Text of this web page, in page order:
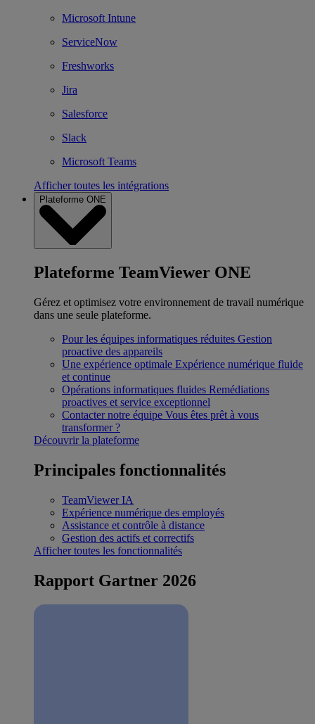
Microsoft Intune
ServiceNow
Freshworks
Jira
Salesforce
Slack
Microsoft Teams
Afficher toutes les intégrations
Plateforme ONE
Plateforme TeamViewer ONE
Gérez et optimisez votre environnement de travail numérique
dans une seule plateforme.
Pour les équipes informatiques réduites Gestion
proactive des appareils
Une expérience optimale Expérience numérique fluide
et continue
Opérations informatiques fluides Remédiations
proactives et service exceptionnel
Contacter notre équipe Vous êtes prêt à vous
transformer ?
Découvrir la plateforme
Principales fonctionnalités
TeamViewer IA
Expérience numérique des employés
Assistance et contrôle à distance
Gestion des actifs et correctifs
Afficher toutes les fonctionnalités
Rapport Gartner 2026